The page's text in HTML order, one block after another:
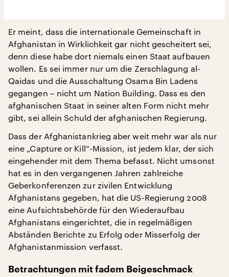
Er meint, dass die internationale Gemeinschaft in
Afghanistan in Wirklichkeit gar nicht gescheitert sei,
denn diese habe dort niemals einen Staat aufbauen
wollen. Es sei immer nur um die Zerschlagung al-
Qaidas und die Ausschaltung Osama Bin Ladens
gegangen – nicht um Nation Building. Dass es den
afghanischen Staat in seiner alten Form nicht mehr
gibt, sei allein Schuld der afghanischen Regierung.
Dass der Afghanistankrieg aber weit mehr war als nur
eine „Capture or Kill“-Mission, ist jedem klar, der sich
eingehender mit dem Thema befasst. Nicht umsonst
hat es in den vergangenen Jahren zahlreiche
Geberkonferenzen zur zivilen Entwicklung
Afghanistans gegeben, hat die US-Regierung 2008
eine Aufsichtsbehörde für den Wiederaufbau
Afghanistans eingerichtet, die in regelmäßigen
Abständen Berichte zu Erfolg oder Misserfolg der
Afghanistanmission verfasst.
Betrachtungen mit fadem Beigeschmack